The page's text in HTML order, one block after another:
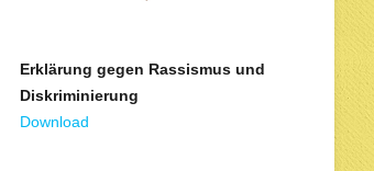
Erklärung gegen Rassismus und
Diskriminierung
Download